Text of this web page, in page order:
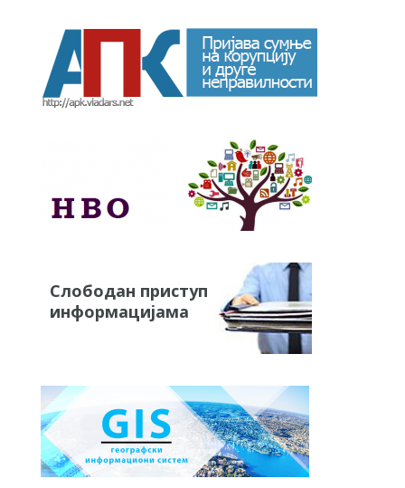
Слободан приступ
информацијама